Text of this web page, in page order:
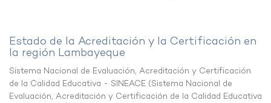
Estado de la Acreditación y la Certificación en
la región Lambayeque
Sistema Nacional de Evaluación, Acreditación y Certificación
de la Calidad Educativa - SINEACE (Sistema Nacional de
Evaluación, Acreditación y Certificación de la Calidad Educativa